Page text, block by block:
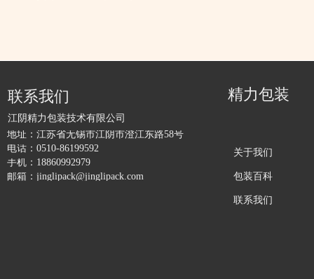
地址： 江苏省无锡市江阴市澄江东路58号
电话： 0510-86199592
手机： 18860992979
邮箱： jinglipack@jinglipack.com
联系我们
江阴精力包装技术有限公司
精力包装
关于我们
包装百科
联系我们